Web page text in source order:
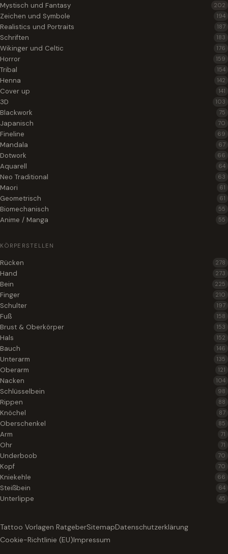
Mystisch und Fantasy 202
Zeichen und Symbole 194
Realistics und Portraits 187
Schriften 183
Wikinger und Celtic 176
Horror 159
Tribal 154
Henna 142
Cover up 141
3D 103
Blackwork 75
Japanisch 70
Fineline 69
Mandala 67
Dotwork 66
Aquarell 64
Neo Traditional 63
Maori 61
Geometrisch 61
Biomechanisch 55
Anime / Manga 55
KÖRPERSTELLEN
Rücken 278
Hand 273
Bein 225
Finger 210
Schulter 197
Fuß 158
Brust & Oberkörper 153
Hals 152
Bauch 146
Unterarm 135
Oberarm 121
Nacken 104
Schlüsselbein 98
Rippen 88
Knöchel 87
Oberschenkel 85
Arm 71
Ohr 71
Underboob 70
Kopf 70
Kniekehle 66
Steißbein 64
Unterlippe 45
Tattoo Vorlagen RatgeberSitemapDatenschutzerklärung
Cookie-Richtlinie (EU)Impressum